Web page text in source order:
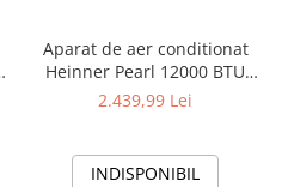
Aparat de aer conditionat
Heinner Pearl 12000 BTU
Wi-Fi, Clasa A+++/A+++, AI
alb
2.439,99 Lei
INDISPONIBIL